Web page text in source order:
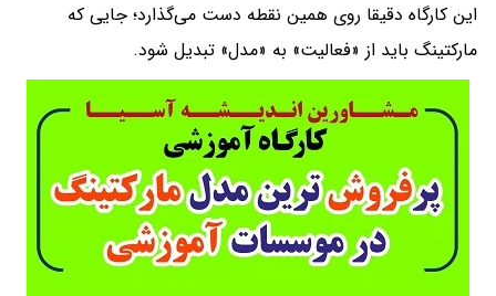
این کارگاه دقیقا روی همین نقطه دست می‌گذارد؛ جایی که
مارکتینگ باید از «فعالیت» به «مدل» تبدیل شود.